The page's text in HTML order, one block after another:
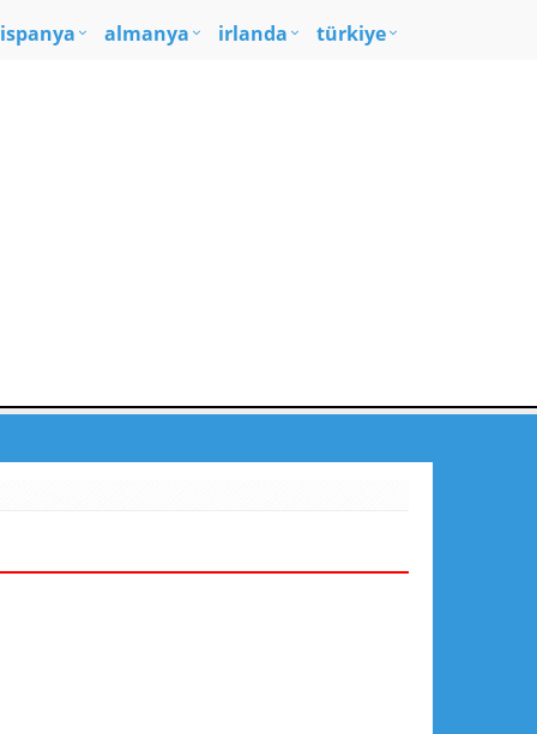
ispanya almanya irlanda türkiye